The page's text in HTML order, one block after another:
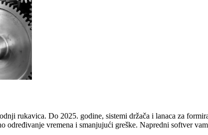
rukavica. Do 2025. godine, sistemi držača i lanaca za
određivanje vremena i smanjujući greške. Napredni softver